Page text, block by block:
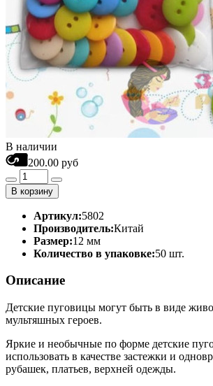
В наличии
200.00 руб
В корзину
Артикул:5802
Производитель:Китай
Размер:12 мм
Количество в упаковке:50 шт.
Описание
Детские пуговицы могут быть в виде
мультяшных героев.
Яркие и необычные по форме детские
использовать в качестве застежки и
рубашек, платьев, верхней одежды.